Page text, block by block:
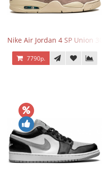
Nike Air Jordan 4 SP Union
7790р.